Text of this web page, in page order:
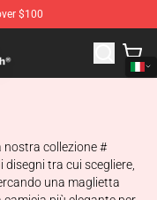
$100
Merchandise Shop
nostra collezione #
tra cui scegliere,
una maglietta